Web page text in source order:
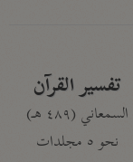
تفسير القرآن
السمعاني (٤٨٩ هـ)
نحو ٥ مجلدات